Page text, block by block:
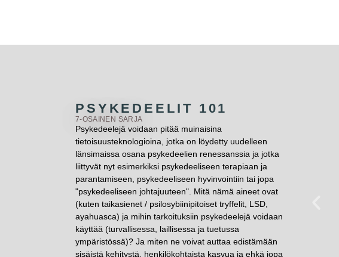
PSYKEDEELIT 101
7-OSAINEN SARJA
Psykedeelejä voidaan pitää muinaisina
tietoisuusteknologioina, jotka on löydetty uudelleen
länsimaissa osana psykedeelien renessanssia ja jotka
liittyvät nyt esimerkiksi psykedeeliseen terapiaan ja
parantamiseen, psykedeeliseen hyvinvointiin tai jopa
"psykedeeliseen johtajuuteen". Mitä nämä aineet ovat
(kuten taikasienet / psilosybiinipitoiset tryffelit, LSD,
ayahuasca) ja mihin tarkoituksiin psykedeelejä voidaan
käyttää (turvallisessa, laillisessa ja tuetussa
ympäristössä)? Ja miten ne voivat auttaa edistämään
sisäistä kehitystä, henkilökohtaista kasvua ja ehkä jopa